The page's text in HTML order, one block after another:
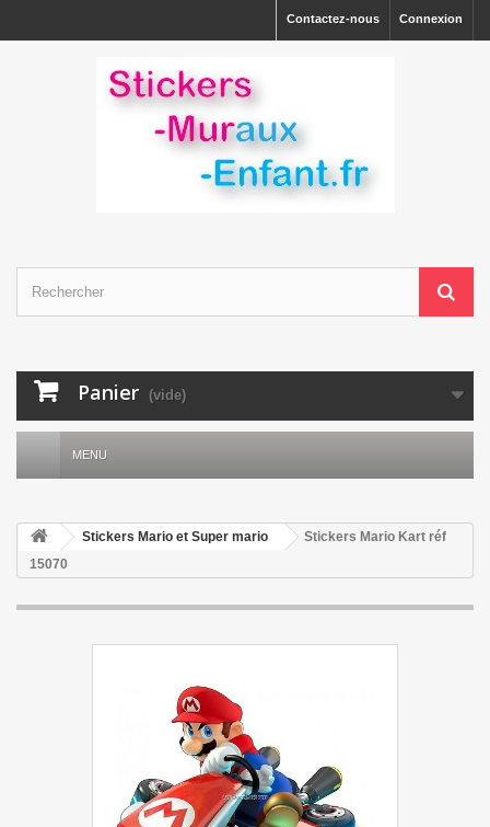
Connexion
Contactez-nous
Panier (vide)
MENU
Stickers Mario et Super mario
Stickers Mario Kart réf
15070